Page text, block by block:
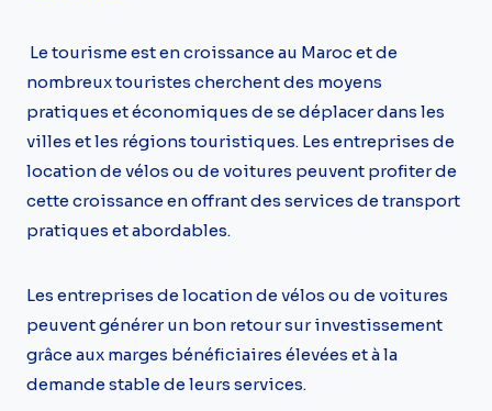
Le tourisme est en croissance au Maroc et de
nombreux touristes cherchent des moyens
pratiques et économiques de se déplacer dans les
villes et les régions touristiques. Les entreprises de
location de vélos ou de voitures peuvent profiter de
cette croissance en offrant des services de transport
pratiques et abordables.
Les entreprises de location de vélos ou de voitures
peuvent générer un bon retour sur investissement
grâce aux marges bénéficiaires élevées et à la
demande stable de leurs services.